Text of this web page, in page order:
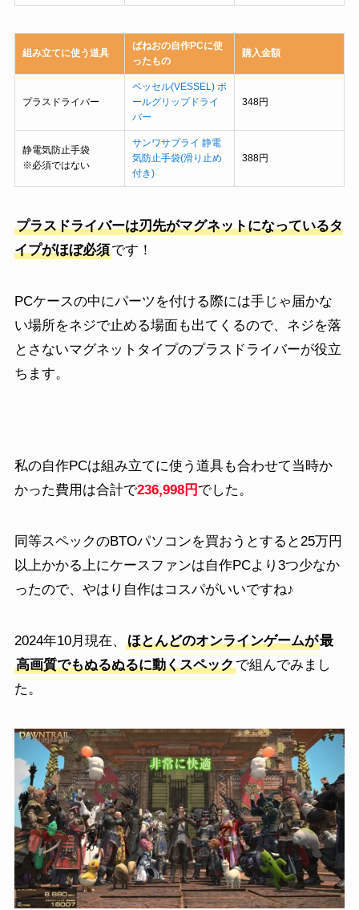
組み立てに使う道具
ばねおの自作PCに使
ったもの
購入金額
プラスドライバー
ベッセル(VESSEL) ボ
ールグリップドライ
バー
348円
静電気防止手袋
※必須ではない
サンワサプライ 静電
気防止手袋(滑り止め
付き)
388円
プラスドライバーは刃先がマグネットになっているタ
イプがほぼ必須です！
PCケースの中にパーツを付ける際には手じゃ届かな
い場所をネジで止める場面も出てくるので、ネジを落
とさないマグネットタイプのプラスドライバーが役立
ちます。
私の自作PCは組み立てに使う道具も合わせて当時か
かった費用は合計で236,998円 でした。
同等スペックのBTOパソコンを買おうとすると25万円
以上かかる上にケースファンは自作PCより3つ少なか
ったので、やはり自作はコスパがいいですね♪
2024年10月現在、 ほとんどのオンラインゲームが最
高画質でもぬるぬるに動くスペックで組んでみまし
た。